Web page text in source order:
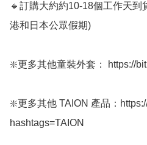
🔹訂購大約約10-18個工作天到
港和日本公眾假期) ﻿
❇️更多其他童裝外套： https://
❇️更多其他 TAION 產品：
hashtags=TAION